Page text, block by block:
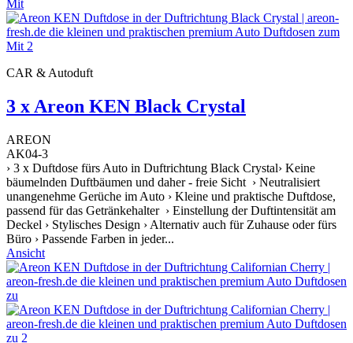
CAR & Autoduft
3 x Areon KEN Black Crystal
AREON
AK04-3
› 3 x Duftdose fürs Auto in Duftrichtung Black Crystal› Keine
bäumelnden Duftbäumen und daher - freie Sicht › Neutralisiert
unangenehme Gerüche im Auto › Kleine und praktische Duftdose,
passend für das Getränkehalter › Einstellung der Duftintensität am
Deckel › Stylisches Design › Alternativ auch für Zuhause oder fürs
Büro › Passende Farben in jeder...
Ansicht